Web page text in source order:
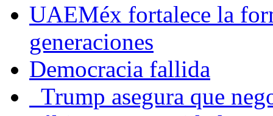
UAEMéx fortalece la
generaciones
Democracia fallida
Trump asegura que